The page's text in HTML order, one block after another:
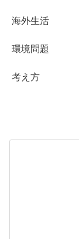
海外生活
環境問題
考え方